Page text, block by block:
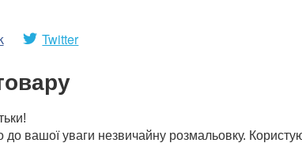
Twitter
до вашої уваги незвичайну розмальовку.